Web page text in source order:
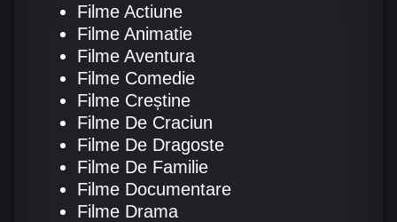
Filme Actiune
Filme Animatie
Filme Aventura
Filme Comedie
Filme Creștine
Filme De Craciun
Filme De Dragoste
Filme De Familie
Filme Documentare
Filme Drama